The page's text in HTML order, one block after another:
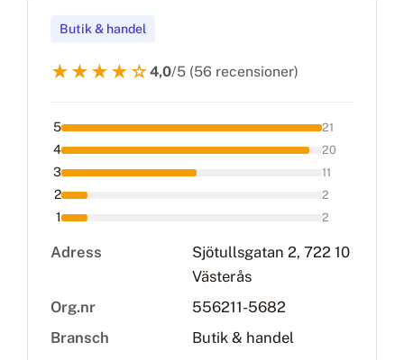
Butik & handel
★★★★☆4,0/5 (56 recensioner)
5 21
4 20
3 11
2 2
1 2
Adress
Sjötullsgatan 2, 722 10
Västerås
Org.nr
556211-5682
Bransch
Butik & handel